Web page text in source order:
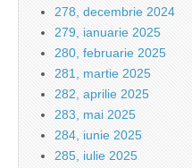
278, decembrie 2024
279, ianuarie 2025
280, februarie 2025
281, martie 2025
282, aprilie 2025
283, mai 2025
284, iunie 2025
285, iulie 2025